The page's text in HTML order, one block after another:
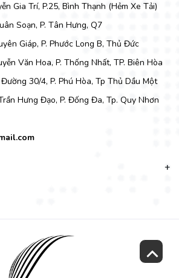
Gia Trí, P.25, Bình Thạnh (Hẻm Xe Tải)
Soạn, P. Tân Hưng, Q7
Giáp, P. Phước Long B, Thủ Đức
Văn Hoa, P. Thống Nhất, TP. Biên Hòa
30/4, P. Phú Hòa, Tp Thủ Dầu Một
Hưng Đạo, P. Đống Đa, Tp. Quy Nhơn